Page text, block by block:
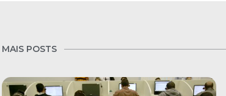
MAIS POSTS